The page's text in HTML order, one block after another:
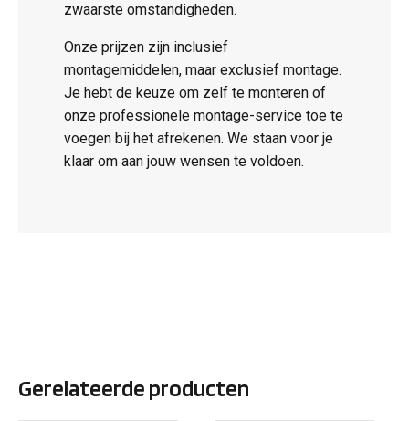
zwaarste omstandigheden.
Onze prijzen zijn inclusief
montagemiddelen, maar exclusief montage.
Je hebt de keuze om zelf te monteren of
onze professionele montage-service toe te
voegen bij het afrekenen. We staan voor je
klaar om aan jouw wensen te voldoen.
Gerelateerde producten